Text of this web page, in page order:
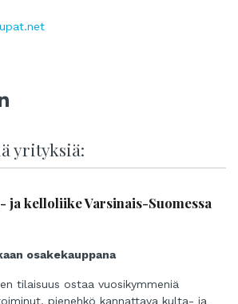
yrityksiä:
ja kelloliike Varsinais-Suomessa
osakekauppana
tilaisuus ostaa vuosikymmeniä
pienehkö kannattava kulta- ja